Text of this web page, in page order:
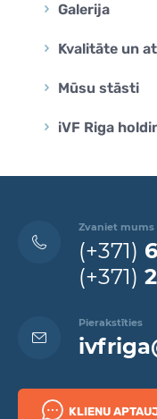
Galerija
Kvalitāte un
Mūsu stāsti
iVF Riga
Zvaniet mums
(+371)
(+371)
Pierakstīties
KLIENU